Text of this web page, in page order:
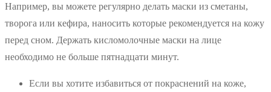
Например, вы можете регулярно делать маски из сметаны,
творога или кефира, наносить которые рекомендуется на кожу
перед сном. Держать кисломолочные маски на лице
необходимо не больше пятнадцати минут.
Если вы хотите избавиться от покраснений на коже,